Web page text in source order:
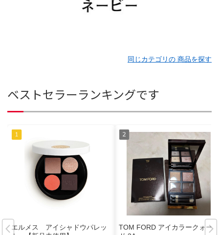
同じカテゴリの 商品を探す
ベストセラーランキングです
エルメス アイシャドウパレッ
TOM FORD アイカラークォー